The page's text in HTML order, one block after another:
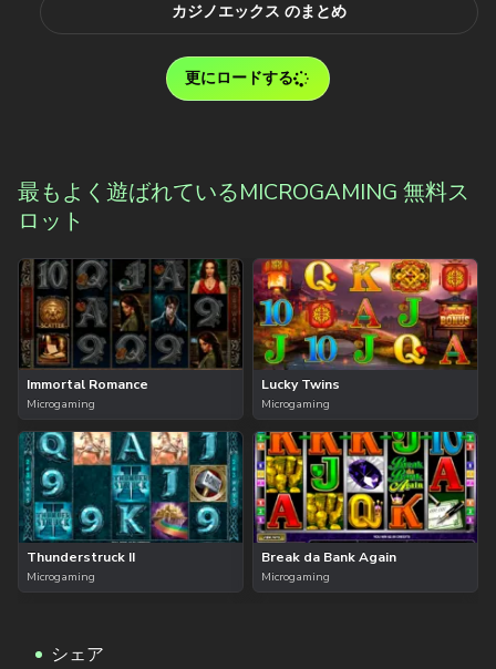
カジノエックス のまとめ
更にロードする
最もよく遊ばれているMICROGAMING 無料ス
ロット
Immortal Romance
Microgaming
Lucky Twins
Microgaming
Thunderstruck II
Microgaming
Break da Bank Again
Microgaming
シェア